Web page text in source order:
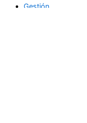
Gestión